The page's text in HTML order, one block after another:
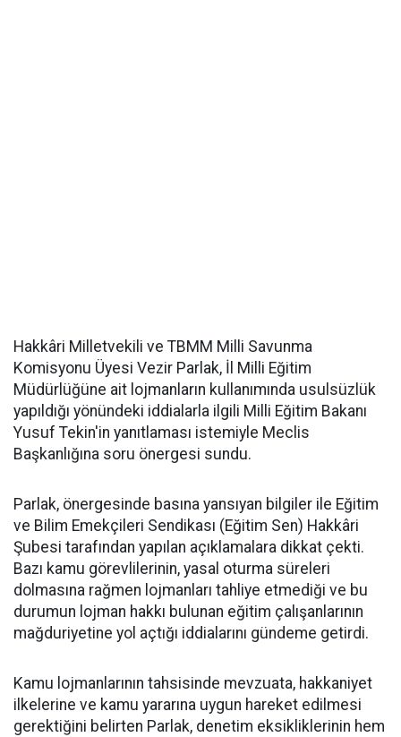
Hakkâri Milletvekili ve TBMM Milli Savunma
Komisyonu Üyesi Vezir Parlak, İl Milli Eğitim
Müdürlüğüne ait lojmanların kullanımında usulsüzlük
yapıldığı yönündeki iddialarla ilgili Milli Eğitim Bakanı
Yusuf Tekin'in yanıtlaması istemiyle Meclis
Başkanlığına soru önergesi sundu.
Parlak, önergesinde basına yansıyan bilgiler ile Eğitim
ve Bilim Emekçileri Sendikası (Eğitim Sen) Hakkâri
Şubesi tarafından yapılan açıklamalara dikkat çekti.
Bazı kamu görevlilerinin, yasal oturma süreleri
dolmasına rağmen lojmanları tahliye etmediği ve bu
durumun lojman hakkı bulunan eğitim çalışanlarının
mağduriyetine yol açtığı iddialarını gündeme getirdi.
Kamu lojmanlarının tahsisinde mevzuata, hakkaniyet
ilkelerine ve kamu yararına uygun hareket edilmesi
gerektiğini belirten Parlak, denetim eksikliklerinin hem